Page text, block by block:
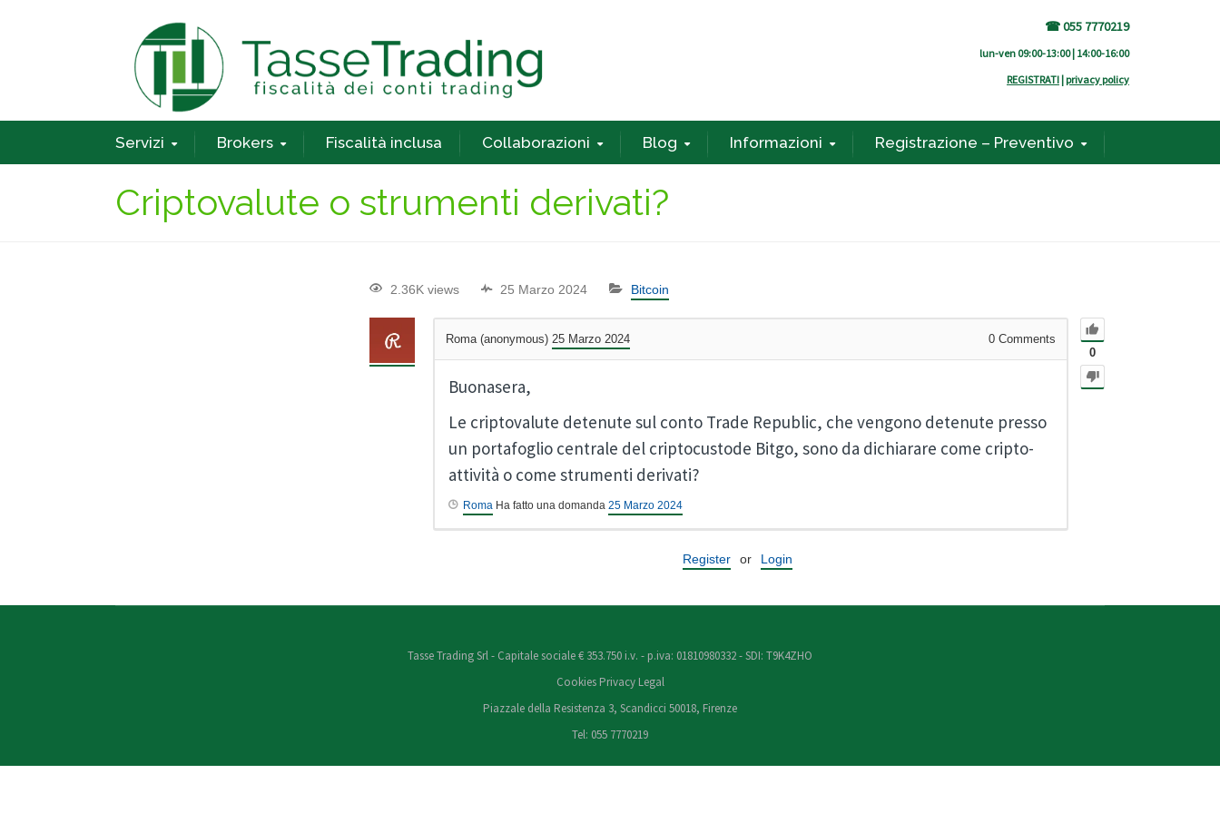
☎ 055 7770219
lun-ven 09:00-13:00 | 14:00-16:00
REGISTRATI | privacy policy
Servizi Brokers Fiscalità inclusa Collaborazioni Blog Informazioni Registrazione – Preventivo
Criptovalute o strumenti derivati?
2.36K views 25 Marzo 2024 Bitcoin
0
Roma (anonymous) 25 Marzo 2024 0 Comments
Buonasera,
Le criptovalute detenute sul conto Trade Republic, che vengono detenute presso
un portafoglio centrale del criptocustode Bitgo, sono da dichiarare come cripto-
attività o come strumenti derivati?
Roma Ha fatto una domanda 25 Marzo 2024
Register or Login
Tasse Trading Srl - Capitale sociale € 353.750 i.v. - p.iva: 01810980332 - SDI: T9K4ZHO
Cookies Privacy Legal
Piazzale della Resistenza 3, Scandicci 50018, Firenze
Tel: 055 7770219